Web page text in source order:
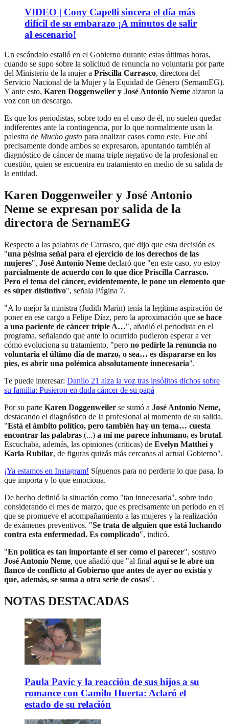
VIDEO | Cony Capelli sincera el día más
difícil de su embarazo ¡A minutos de salir
al escenario!
Un escándalo estalló en el Gobierno durante estas últimas horas,
cuando se supo sobre la solicitud de renuncia no voluntaria por parte
del Ministerio de la mujer a Priscilla Carrasco, directora del
Servicio Nacional de la Mujer y la Equidad de Género (SernamEG).
Y ante esto, Karen Doggenweiler y José Antonio Neme alzaron la
voz con un descargo.
Es que los periodistas, sobre todo en el caso de él, no suelen quedar
indiferentes ante la contingencia, por lo que normalmente usan la
palestra de Mucho gusto para analizar casos como este. Fue ahí
precisamente donde ambos se expresaron, apuntando también al
diagnóstico de cáncer de mama triple negativo de la profesional en
cuestión, quien se encuentra en tratamiento en medio de su salida de
la entidad.
Karen Doggenweiler y José Antonio
Neme se expresan por salida de la
directora de SernamEG
Respecto a las palabras de Carrasco, que dijo que esta decisión es
"una pésima señal para el ejercicio de los derechos de las
mujeres", José Antonio Neme declaró que "en este caso, yo estoy
parcialmente de acuerdo con lo que dice Priscilla Carrasco.
Pero el tema del cáncer, evidentemente, le pone un elemento que
es súper distintivo", señala Página 7.
"A lo mejor la ministra (Judith Marín) tenía la legítima aspiración de
poner en ese cargo a Felipe Díaz, pero la aproximación que se hace
a una paciente de cáncer triple A…", añadió el periodista en el
programa, señalando que ante lo ocurrido pudieron esperar a ver
cómo evoluciona su tratamiento, "pero no pedirle la renuncia no
voluntaria el último día de marzo, o sea… es dispararse en los
pies, es abrir una polémica absolutamente innecesaria".
Te puede interesar: Danilo 21 alza la voz tras insólitos dichos sobre
su familia: Pusieron en duda cáncer de su papá
Por su parte Karen Doggenweiler se sumó a José Antonio Neme,
destacando el diagnóstico de la profesional al momento de su salida.
"Está el ámbito político, pero también hay un tema… cuesta
encontrar las palabras (...) a mí me parece inhumano, es brutal.
Escuchaba, además, las opiniones (críticas) de Evelyn Matthei y
Karla Rubilar, de figuras quizás más cercanas al actual Gobierno".
¡Ya estamos en Instagram! Síguenos para no perderte lo que pasa, lo
que importa y lo que emociona.
De hecho definió la situación como "tan innecesaria", sobre todo
considerando el mes de marzo, que es precisamente un periodo en el
que se promueve el acompañamiento a las mujeres y la realización
de exámenes preventivos. "Se trata de alguien que está luchando
contra esta enfermedad. Es complicado", indicó.
"En política es tan importante el ser como el parecer", sostuvo
José Antonio Neme, que añadió que "al final aquí se le abre un
flanco de conflicto al Gobierno que antes de ayer no existía y
que, además, se suma a otra serie de cosas".
NOTAS DESTACADAS
Paula Pavic y la reacción de sus hijos a su
romance con Camilo Huerta: Aclaró el
estado de su relación